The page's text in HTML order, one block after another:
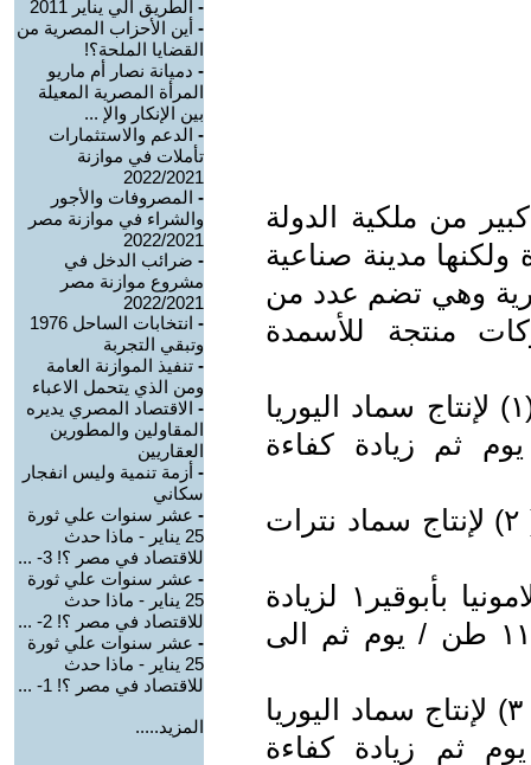
من ملكية الدولة
مدينة صناعية
وهي تضم عدد من
منتجة للأسمدة
- عام ١٩٧٩ تم تشغيل مصنع أبوقير (١) لإنتاج سماد اليوريا
إنتاجية ١٥٥٠ طن/ يوم ثم زيادة كفاءة
- عام ١٩٩١ تم تشغيل مصنع أبوقير ( ٢) لإنتاج سماد نترات
- عام ١٩٩٦ تم زيادة كفاءة مصنع الامونيا بأبوقير١ لزيادة
الانتاجية من ١٠٠٠ طن/ يوم الى ١١٠٠ طن / يوم ثم الى
- عام ١٩٩٨ تم تشغيل مصنع أبوقير ( ٣) لإنتاج سماد اليوريا
إنتاجية ١٧٥٠طن/ يوم ثم زيادة كفاءة
- الطريق الي يناير 2011
- أين الأحزاب المصرية من
القضايا الملحة؟!
- دميانة نصار أم ماريو
المرأة المصرية المعيلة
بين الإنكار والإ ...
- الدعم والاستثمارات
تأملات في موازنة
2022/2021
- المصروفات والأجور
والشراء في موازنة مصر
2022/2021
- ضرائب الدخل في
مشروع موازنة مصر
2022/2021
-
انتخابات الساحل 1976
وتبقي التجربة
- تنفيذ الموازنة العامة
ومن الذي يتحمل الاعباء
- الاقتصاد المصري يديره
المقاولين والمطورين
العقاريين
- أزمة تنمية وليس انفجار
سكاني
- عشر سنوات علي ثورة
25 يناير - ماذا حدث
للاقتصاد في مصر ؟! 3- ...
- عشر سنوات علي ثورة
25 يناير - ماذا حدث
للاقتصاد في مصر ؟! 2- ...
- عشر سنوات علي ثورة
25 يناير - ماذا حدث
للاقتصاد في مصر ؟! 1- ...
المزيد.....